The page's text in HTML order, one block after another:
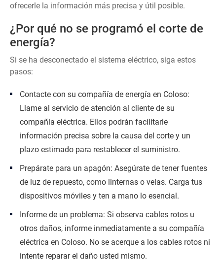
ofrecerle la información más precisa y útil posible.
¿Por qué no se programó el corte de
energía?
Si se ha desconectado el sistema eléctrico, siga estos
pasos:
Contacte con su compañía de energía en Coloso:
Llame al servicio de atención al cliente de su
compañía eléctrica. Ellos podrán facilitarle
información precisa sobre la causa del corte y un
plazo estimado para restablecer el suministro.
Prepárate para un apagón: Asegúrate de tener fuentes
de luz de repuesto, como linternas o velas. Carga tus
dispositivos móviles y ten a mano lo esencial.
Informe de un problema: Si observa cables rotos u
otros daños, informe inmediatamente a su compañía
eléctrica en Coloso. No se acerque a los cables rotos ni
intente reparar el daño usted mismo.